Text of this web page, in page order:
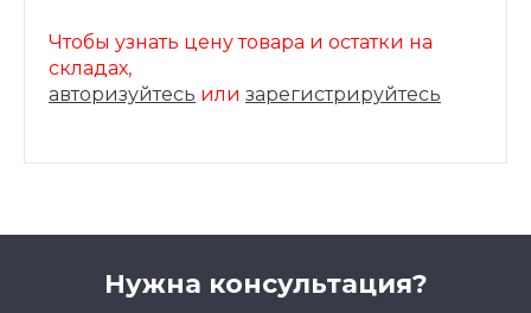
Чтобы узнать цену товара и остатки на
складах,
авторизуйтесь или зарегистрируйтесь
Нужна консультация?